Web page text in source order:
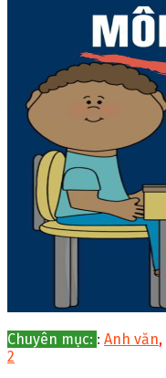
Chuyên mục: : Anh văn,
2